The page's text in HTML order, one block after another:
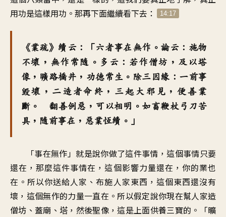
用功是這樣用功。那再下面繼續看下去：
14:17
《業疏》續云：「六者事在無作。論云：施物
不壞，無作常隨。多云：若作僧坊，及以塔
像，曠路橋井，功德常生。除三因緣：一前事
毀壞，二造者命終，三起大邪見，便善業
斷。 翻善例惡，可以相明。如畜鞭杖弓刀苦
具，隨前事在，惡業恆續。」
「事在無作」就是說你做了這件事情，這個事情只要
還在，那麼這件事情在，這個影響力量還在，你的業也
在。所以你送給人家、布施人家東西，這個東西還沒有
壞，這個無作的力量一直在。所以假定說你現在幫人家造
僧坊、蓋廟、塔，然後聖像，這是上面供養三寶的。「曠